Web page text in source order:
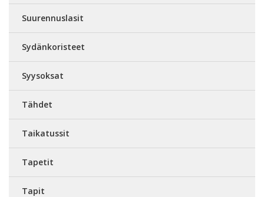
Suurennuslasit
Sydänkoristeet
Syysoksat
Tähdet
Taikatussit
Tapetit
Tapit